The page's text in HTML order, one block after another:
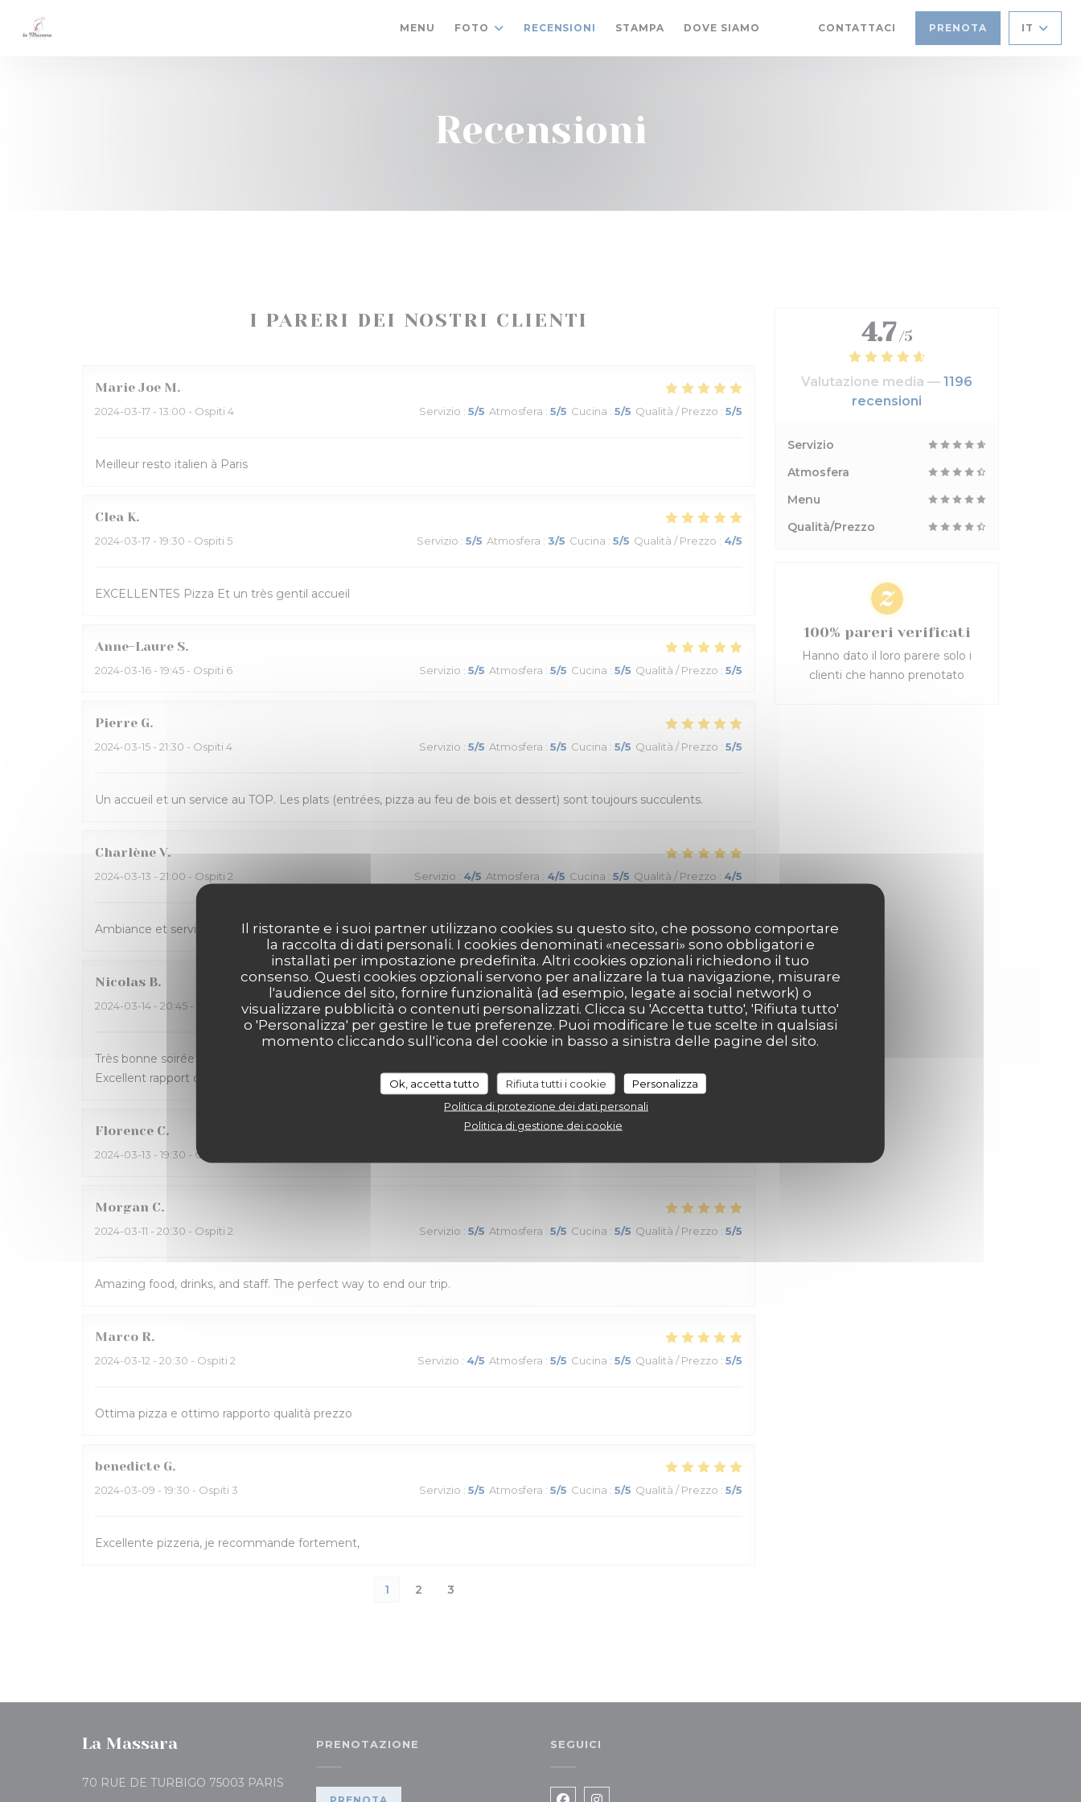
Il ristorante e i suoi partner utilizzano cookies su questo sito, che possono comportare
la raccolta di dati personali. I cookies denominati «necessari» sono obbligatori e
installati per impostazione predefinita. Altri cookies opzionali richiedono il tuo
consenso. Questi cookies opzionali servono per analizzare la tua navigazione, misurare
l'audience del sito, fornire funzionalità (ad esempio, legate ai social network) o
visualizzare pubblicità o contenuti personalizzati. Clicca su 'Accetta tutto', 'Rifiuta tutto'
o 'Personalizza' per gestire le tue preferenze. Puoi modificare le tue scelte in qualsiasi
momento cliccando sull'icona del cookie in basso a sinistra delle pagine del sito.
Ok, accetta tutto Rifiuta tutti i cookie
Personalizza
Politica di protezione dei dati personali
Politica di gestione dei cookie
MENU FOTO RECENSIONI STAMPA DOVE SIAMO CONTATTACI PRENOTA IT
Recensioni
I PARERI DEI NOSTRI CLIENTI
Marie Joe M
2024-03-17 - 13:00 - Ospiti 4 Servizio : 5/5 Atmosfera : 5/5 Cucina : 5/5 Qualità / Prezzo : 5/5
Meilleur resto italien à Paris
Clea K
2024-03-17 - 19:30 - Ospiti 5 Servizio : 5/5 Atmosfera : 3/5 Cucina : 5/5 Qualità / Prezzo : 4/5
EXCELLENTES Pizza Et un très gentil accueil
Anne-Laure S
2024-03-16 - 19:45 - Ospiti 6 Servizio : 5/5 Atmosfera : 5/5 Cucina : 5/5 Qualità / Prezzo : 5/5
Pierre G
2024-03-15 - 21:30 - Ospiti 4 Servizio : 5/5 Atmosfera : 5/5 Cucina : 5/5 Qualità / Prezzo : 5/5
Un accueil et un service au TOP. Les plats (entrées, pizza au feu de bois et dessert) sont toujours succulents.
Charlène V
2024-03-13 - 21:00 - Ospiti 2 Servizio : 4/5 Atmosfera : 4/5 Cucina : 5/5 Qualità / Prezzo : 4/5
Ambiance et service sympathique dans ce bistrot où la cuisine sicilienne est goûteuse et joyeuse.
Nicolas B
2024-03-14 - 20:45 - Ospiti 4 Servizio: 5/5 Atmosfera: 5/5 Cucina:5/5 Qualità / Prezzo : 5/5
Très bonne soirée passée à La Massara ! Carte alléchante, service sympa et rapide. Les pizzas étaient délicieuses.
Excellent rapport qualité/prix.
Florence C
2024-03-13 - 19:30 - Ospiti 9
Morgan C
2024-03-11 - 20:30 - Ospiti 2 Servizio : 5/5 Atmosfera : 5/5 Cucina : 5/5 Qualità / Prezzo : 5/5
Amazing food, drinks, and staff. The perfect way to end our trip.
Marco R
2024-03-12 - 20:30 - Ospiti 2 Servizio : 4/5 Atmosfera : 5/5 Cucina : 5/5 Qualità / Prezzo : 5/5
Ottima pizza e ottimo rapporto qualità prezzo
benedicte G
2024-03-09 - 19:30 - Ospiti 3 Servizio : 5/5 Atmosfera : 5/5 Cucina : 5/5 Qualità / Prezzo : 5/5
Excellente pizzeria, je recommande fortement,
1 2 3
4.7 /5
Valutazione media — 1196
recensioni
Servizio
Atmosfera
Menu
Qualità/Prezzo
100% pareri verificati
Hanno dato il loro parere solo i
clienti che hanno prenotato
La Massara
70 RUE DE TURBIGO 75003 PARIS
PRENOTAZIONE SEGUICI